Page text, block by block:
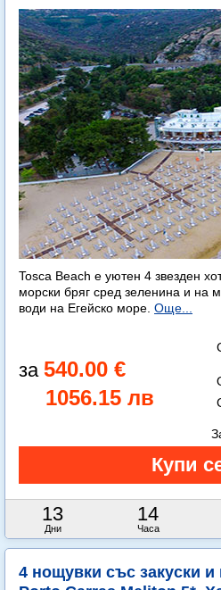
Tosca Beach е уютен 4 звезден
морски бряг сред зеленина и на
води на Егейско море. Още...
540.00 €
1056.15 лв
13
Дни
14
Часа
4 нощувки със закуски и